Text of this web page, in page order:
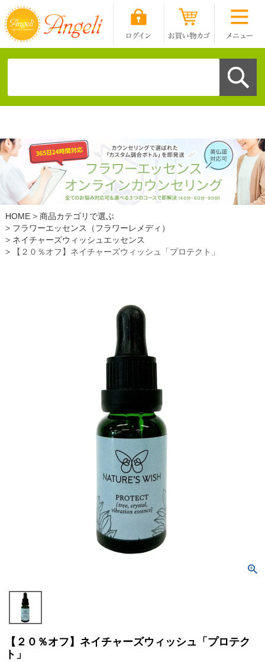
HOME
商品カテゴリで選ぶ
フラワーエッセンス（フラワーレメディ）
ネイチャーズウィッシュエッセンス
【２０％オフ】ネイチャーズウィッシュ「プロテクト」
【２０％オフ】ネイチャーズウィッシュ「プロテク
ト」